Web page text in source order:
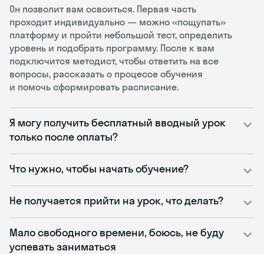
Он позволит вам освоиться. Первая часть
проходит индивидуально — можно «пощупать»
платформу и пройти небольшой тест, определить
уровень и подобрать программу. После к вам
подключится методист, чтобы ответить на все
вопросы, рассказать о процессе обучения
и помочь сформировать расписание.
Я могу получить бесплатный вводный урок
только после оплаты?
Что нужно, чтобы начать обучение?
Не получается прийти на урок, что делать?
Мало свободного времени, боюсь, не буду
успевать заниматься